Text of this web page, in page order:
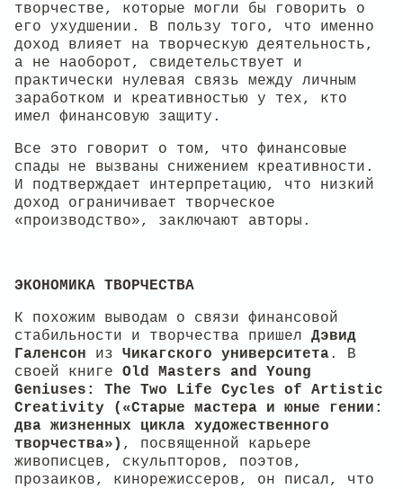
творчестве, которые могли бы говорить о
его ухудшении. В пользу того, что именно
доход влияет на творческую деятельность,
а не наоборот, свидетельствует и
практически нулевая связь между личным
заработком и креативностью у тех, кто
имел финансовую защиту.
Все это говорит о том, что финансовые
спады не вызваны снижением креативности.
И подтверждает интерпретацию, что низкий
доход ограничивает творческое
«производство», заключают авторы.
ЭКОНОМИКА ТВОРЧЕСТВА
К похожим выводам о связи финансовой
стабильности и творчества пришел Дэвид
Галенсон из Чикагского университета. В
своей книге Old Masters and Young
Geniuses: The Two Life Cycles of Artistic
Creativity («Старые мастера и юные гении:
два жизненных цикла художественного
творчества») , посвященной карьере
живописцев, скульпторов, поэтов,
прозаиков, кинорежиссеров, он писал, что